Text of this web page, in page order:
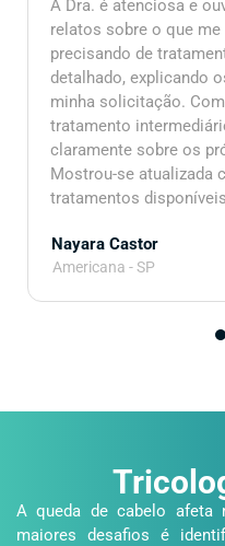
A Dra. é atenciosa e
relatos sobre o que
precisando de
detalhado, explicando
minha solicitação.
tratamento
claramente sobre os
Mostrou-se atualizada
tratamentos
Nayara Castor
Americana - SP
A queda de cabelo afeta
maiores desafios é